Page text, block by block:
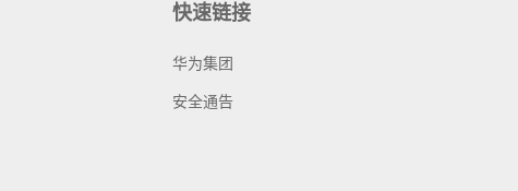
快速链接
华为集团
安全通告